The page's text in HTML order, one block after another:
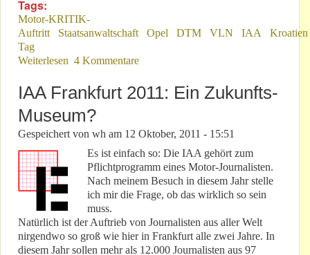
Tags:
Motor-KRITIK-
Auftritt
Staatsanwaltschaft Opel DTM VLN IAA
Kroatien
Tag
Weiterlesen über Guten Tag!
4 Kommentare
IAA Frankfurt 2011: Ein Zukunfts-
Museum?
Gespeichert von wh am 12 Oktober, 2011 - 15:51
Es ist einfach so: Die IAA gehört zum
Pflichtprogramm eines Motor-Journalisten.
Nach meinem Besuch in diesem Jahr stelle
ich mir die Frage, ob das wirklich so sein
muss.
Natürlich ist der Auftrieb von Journalisten aus aller Welt
nirgendwo so groß wie hier in Frankfurt alle zwei Jahre. In
diesem Jahr sollen mehr als 12.000 Journalisten aus 97